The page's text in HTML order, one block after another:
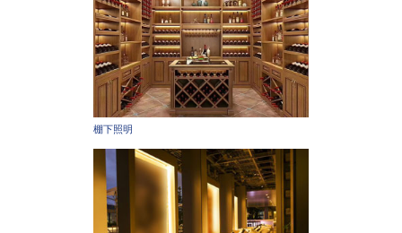
棚下照明